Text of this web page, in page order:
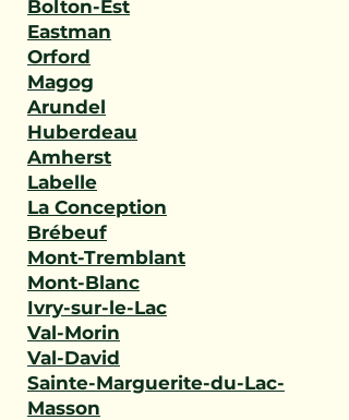
Bolton-Est
Eastman
Orford
Magog
Arundel
Huberdeau
Amherst
Labelle
La Conception
Brébeuf
Mont-Tremblant
Mont-Blanc
Ivry-sur-le-Lac
Val-Morin
Val-David
Sainte-Marguerite-du-Lac-
Masson